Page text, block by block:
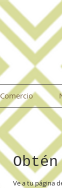
Comercio
Ve a tu página